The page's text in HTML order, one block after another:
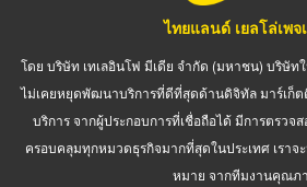
ไทยแลนด์ เยลโล่เพจ
โดย บริษัท เทเลอินโฟ มีเดีย จำกัด (มหาชน) บริษัทใ
ไม่เคยหยุดพัฒนาบริการที่ดีที่สุดด้านดิจิทัล มาร์เก็ต
บริการ จากผู้ประกอบการที่เชื่อถือได้ มีการตรวจ
ครอบคลุมทุกหมวดธุรกิจมากที่สุดในประเทศ เรา
หมาย จากทีมงานคุณภ